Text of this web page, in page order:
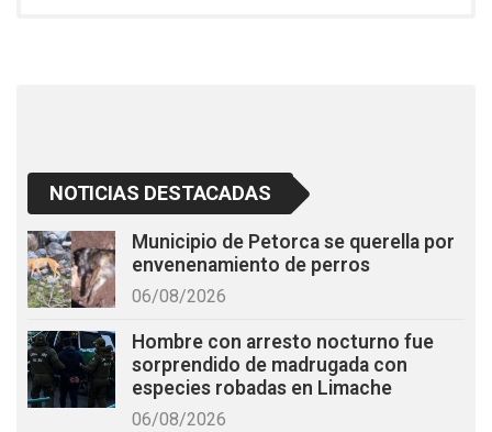
NOTICIAS DESTACADAS
Municipio de Petorca se querella por
envenenamiento de perros
06/08/2026
Hombre con arresto nocturno fue
sorprendido de madrugada con
especies robadas en Limache
06/08/2026